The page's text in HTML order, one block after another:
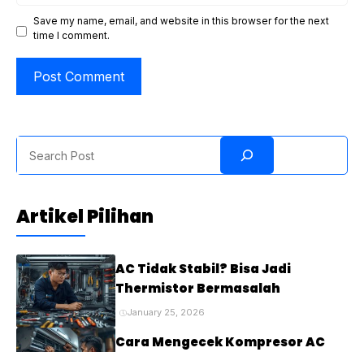
Save my name, email, and website in this browser for the next
time I comment.
Artikel Pilihan
AC Tidak Stabil? Bisa Jadi
Thermistor Bermasalah
January 25, 2026
Cara Mengecek Kompresor AC